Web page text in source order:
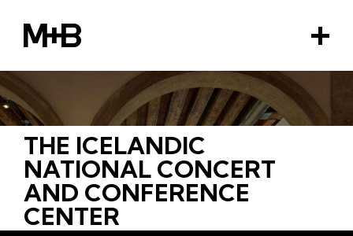
M
n
THE ICELANDIC
NATIONAL CONCERT
AND CONFERENCE
CENTER